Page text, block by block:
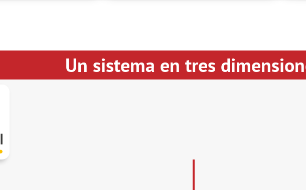
Un sistema en tres